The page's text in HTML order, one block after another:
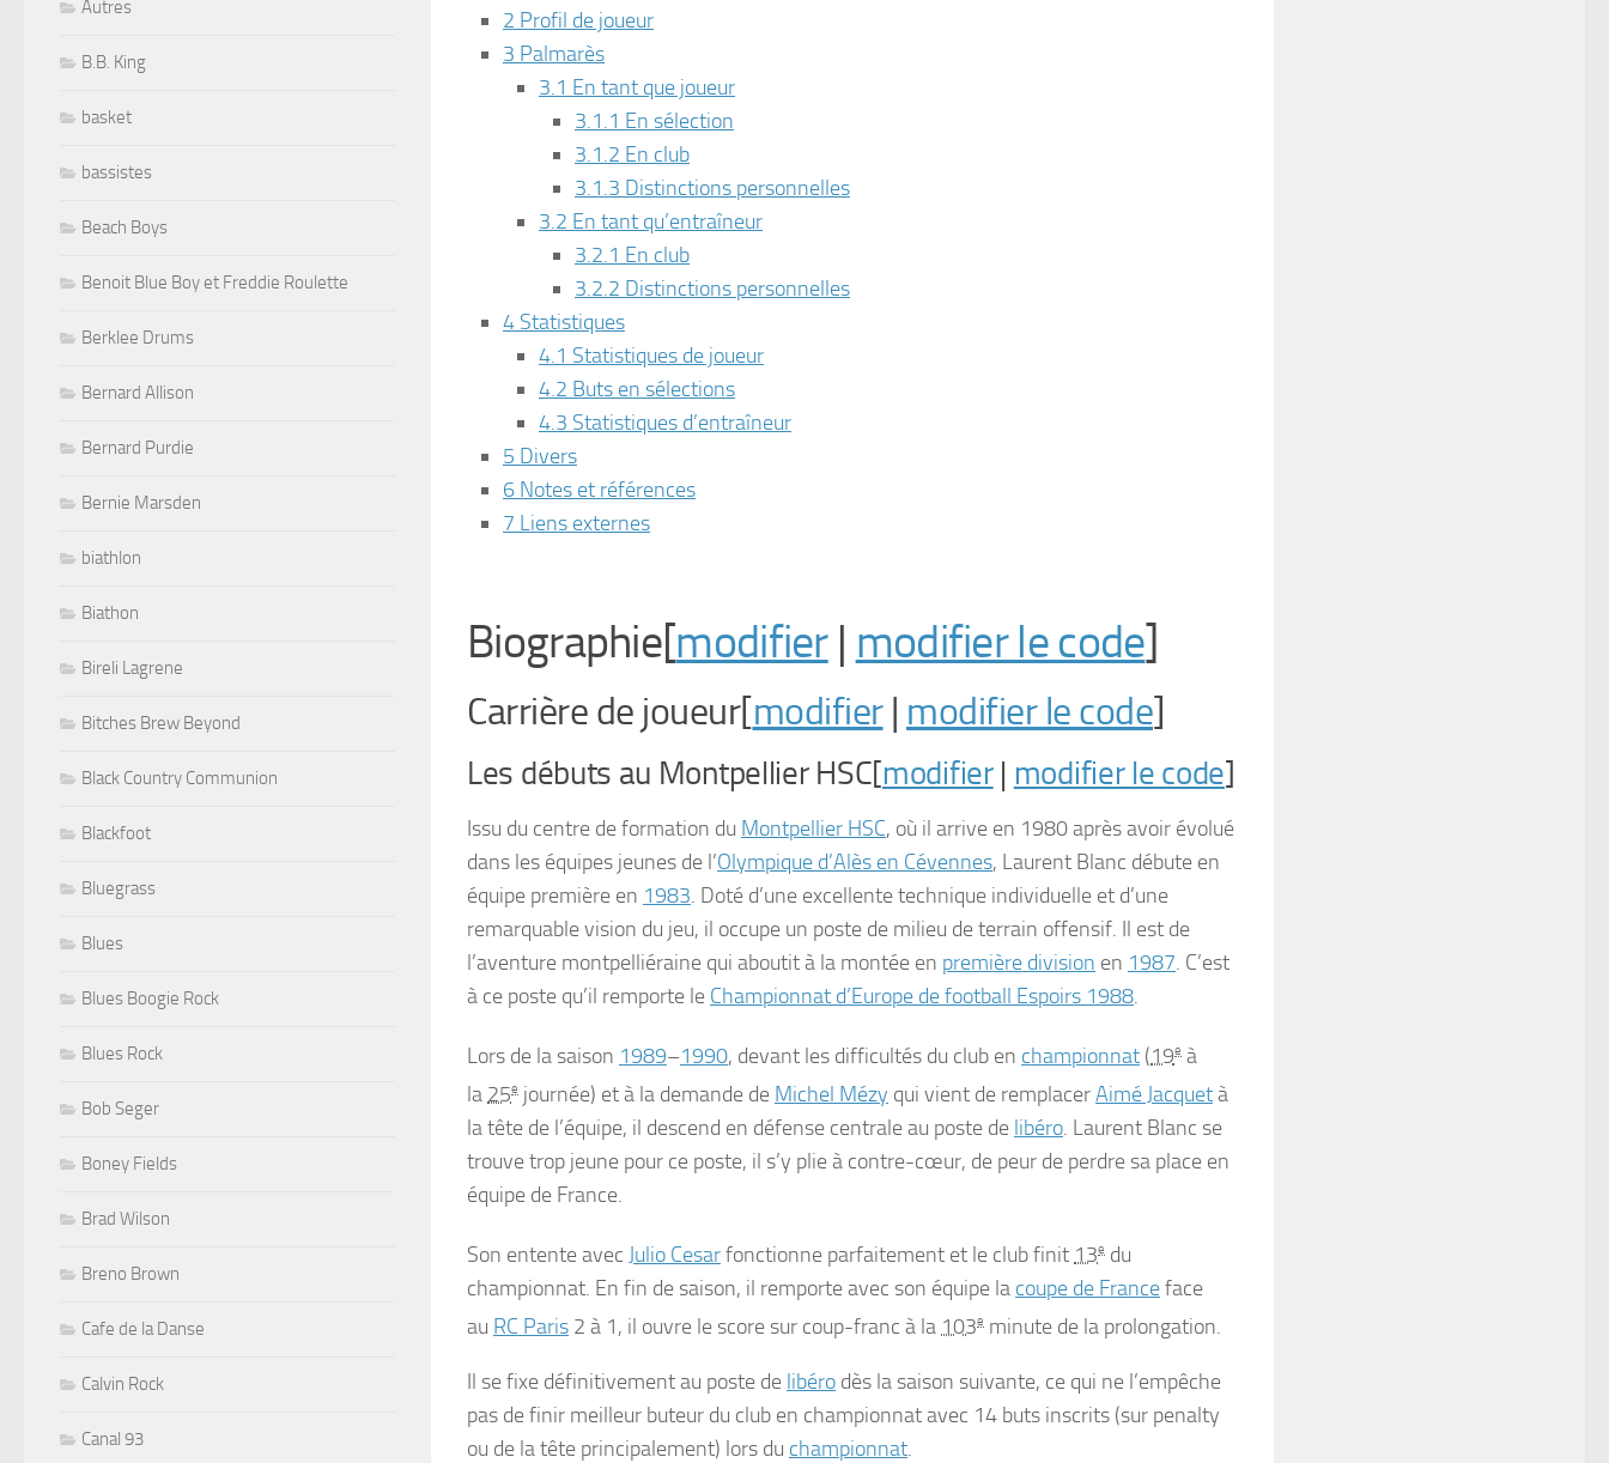
2 Profil de joueur
3 Palmarès
3.1 En tant que joueur
3.1.1 En sélection
3.1.2 En club
3.1.3 Distinctions personnelles
3.2 En tant qu’entraîneur
3.2.1 En club
3.2.2 Distinctions personnelles
4 Statistiques
4.1 Statistiques de joueur
4.2 Buts en sélections
4.3 Statistiques d’entraîneur
5 Divers
6 Notes et références
7 Liens externes
Biographie[modifier| modifier le code]
Carrière de joueur[modifier| modifier le code]
Les débuts au Montpellier HSC[modifier| modifier le code]
Issu du centre de formation du Montpellier HSC, où il arrive en 1980 après avoir évolué
dans les équipes jeunes de l’Olympique d’Alès en Cévennes, Laurent Blanc débute en
équipe première en 1983. Doté d’une excellente technique individuelle et d’une
remarquable vision du jeu, il occupe un poste de milieu de terrain offensif. Il est de
l’aventure montpelliéraine qui aboutit à la montée en première division en 1987. C’est
à ce poste qu’il remporte le Championnat d’Europe de football Espoirs 1988.
Lors de la saison 1989–1990, devant les difficultés du club en championnat (19e à
la 25e journée) et à la demande de Michel Mézy qui vient de remplacerAimé Jacquetà
la tête de l’équipe, il descend en défense centrale au poste de libéro. Laurent Blanc se
trouve trop jeune pour ce poste, il s’y plie à contre-cœur, de peur de perdre sa place en
équipe de France.
Son entente avec Julio Cesarfonctionne parfaitement et le club finit 13e du
championnat. En fin de saison, il remporte avec son équipe la coupe de Franceface
au RC Paris 2 à 1, il ouvre le score sur coup-franc à la 103e minute de la prolongation.
Il se fixe définitivement au poste de libéro dès la saison suivante, ce qui ne l’empêche
pas de finir meilleur buteur du club en championnat avec 14 buts inscrits (sur penalty
ou de la tête principalement) lors du championnat.
Autres
B.B. King
basket
bassistes
Beach Boys
Benoit Blue Boy et Freddie Roulette
Berklee Drums
Bernard Allison
Bernard Purdie
Bernie Marsden
biathlon
Biathon
Bireli Lagrene
Bitches Brew Beyond
Black Country Communion
Blackfoot
Bluegrass
Blues
Blues Boogie Rock
Blues Rock
Bob Seger
Boney Fields
Brad Wilson
Breno Brown
Cafe de la Danse
Calvin Rock
Canal 93